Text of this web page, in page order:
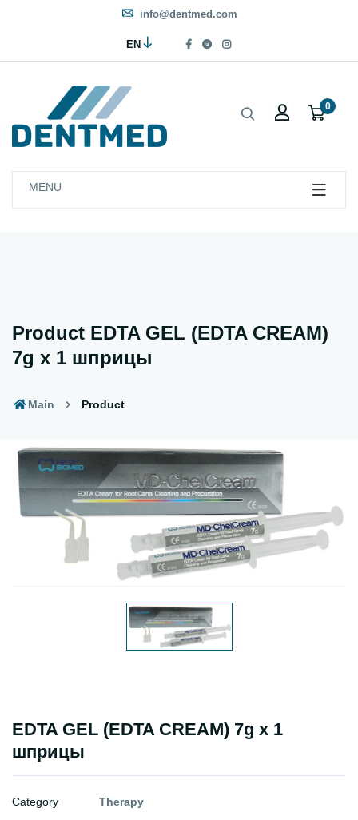
info@dentmed.com
EN
0
MENU
Product EDTA GEL (EDTA CREAM)
7g x 1 шприцы
Main Product
EDTA GEL (EDTA CREAM) 7g x 1
шприцы
Category Therapy